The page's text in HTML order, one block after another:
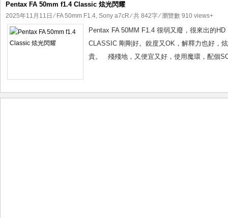
Pentax
FA
50mm
耀
Pentax FA 50mm f1.4 Classic 炫光閃耀
2025年11月11日 ⁄ FA 50mm F1.4, Sony a7cR⁄ 共 842字 ⁄ 瀏覽數 910 views+
Pentax FA 50MM F1.4 很弱又廢，很來出的
CLASSIC 剛剛好。銳度又OK，解釋力也好，
貴。 殘殘地，又便宜又好，使用魔環，配個